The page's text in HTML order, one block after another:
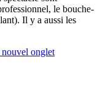
le bouche-
Il y a aussi les
onglet